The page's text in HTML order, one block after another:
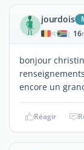
jourdois
| 16
bonjour
encore un
Réagir